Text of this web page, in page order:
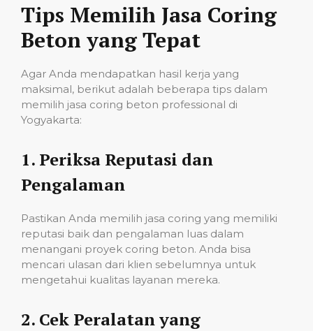
Tips Memilih Jasa Coring
Beton yang Tepat
Agar Anda mendapatkan hasil kerja yang
maksimal, berikut adalah beberapa tips dalam
memilih jasa coring beton professional di
Yogyakarta:
1. Periksa Reputasi dan
Pengalaman
Pastikan Anda memilih jasa coring yang memiliki
reputasi baik dan pengalaman luas dalam
menangani proyek coring beton. Anda bisa
mencari ulasan dari klien sebelumnya untuk
mengetahui kualitas layanan mereka.
2. Cek Peralatan yang